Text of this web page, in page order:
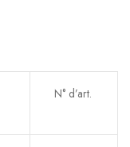
N° d’art.